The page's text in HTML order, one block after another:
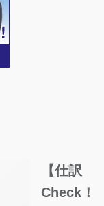
【仕訳
Check！